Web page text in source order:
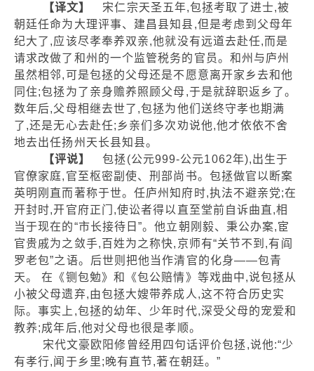
【译文】
宋仁宗天圣五年,包拯考取了进士,被
朝廷任命为大理评事、建昌县知县,但是考虑到父母年
纪大了,应该尽孝奉养双亲,他就没有远道去赴任,而是
请求改做了和州的一个监管税务的官员。和州与庐州
虽然相邻,可是包拯的父母还是不愿意离开家乡去和他
同住;包拯为了亲身赡养照顾父母,于是就辞职返乡了。
数年后,父母相继去世了,包拯为他们送终守孝也期满
了,还是无心去赴任;乡亲们多次劝说他,他才依依不舍
地去出任扬州天长县知县。
【评说】
包拯(公元999-公元1062年),出生于
官僚家庭,官至枢密副使、刑部尚书。包拯做官以断案
英明刚直而著称于世。任庐州知府时,执法不避亲党;在
开封时,开官府正门,使讼者得以直至堂前自诉曲直,相
当于现在的“市长接待日”。他立朝刚毅、秉公办案,宦
官贵戚为之敛手,百姓为之称快,京师有“关节不到,有阎
罗老包”之语。后世则把他当作清官的化身——包青
天。 在《铡包勉》和《包公赔情》等戏曲中,说包拯从
小被父母遗弃,由包拯大嫂带养成人,这不符合历史实
际。事实上,包拯的幼年、少年时代,深受父母的宠爱和
教养;成年后,他对父母也很是孝顺。
宋代文豪欧阳修曾经用四句话评价包拯,说他:“少
有孝行,闻于乡里;晚有直节,著在朝廷。”